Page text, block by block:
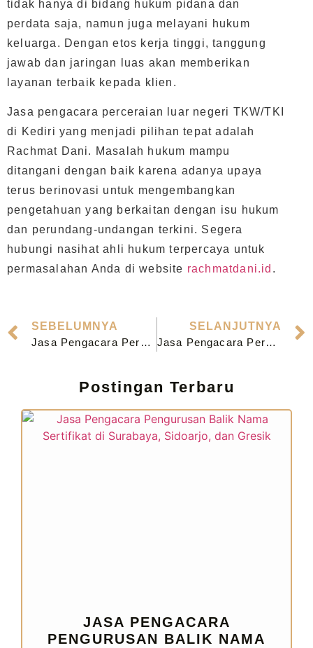
tidak hanya di bidang hukum pidana dan
perdata saja, namun juga melayani hukum
keluarga. Dengan etos kerja tinggi, tanggung
jawab dan jaringan luas akan memberikan
layanan terbaik kepada klien.
Jasa pengacara perceraian luar negeri TKW/TKI
di Kediri yang menjadi pilihan tepat adalah
Rachmat Dani. Masalah hukum mampu
ditangani dengan baik karena adanya upaya
terus berinovasi untuk mengembangkan
pengetahuan yang berkaitan dengan isu hukum
dan perundang-undangan terkini. Segera
hubungi nasihat ahli hukum terpercaya untuk
permasalahan Anda di website rachmatdani.id .
SEBELUMNYA
Jasa Pengacara Perceraian Luar Negeri TKW/TKI di Jombang
SELANJUTNYA
Jasa Pengacara Perceraian Luar Negeri TKW/TKI di Lamongan
Postingan Terbaru
JASA PENGACARA
PENGURUSAN BALIK NAMA